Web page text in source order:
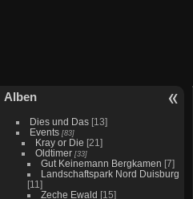
Alben
Dies und Das [13]
Events [83]
Kray or Die [21]
Oldtimer [33]
Gut Keinemann Bergkamen [7]
Landschaftspark Nord Duisburg
[11]
Zeche Ewald [15]